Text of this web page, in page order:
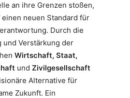
an ihre Grenzen stoßen,
einen neuen Standard für
Durch die
und Verstärkung der
Wirtschaft, Staat,
und Zivilgesellschaft
Alternative für
Zukunft. Ein